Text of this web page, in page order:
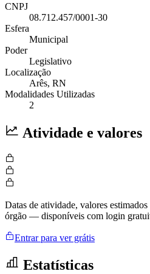
CNPJ
08.712.457/0001-30
Esfera
Municipal
Poder
Legislativo
Localização
Arês, RN
Modalidades Utilizadas
2
Atividade e valores
Datas de atividade, valores
órgão — disponíveis com login
Entrar para ver grátis
Estatísticas